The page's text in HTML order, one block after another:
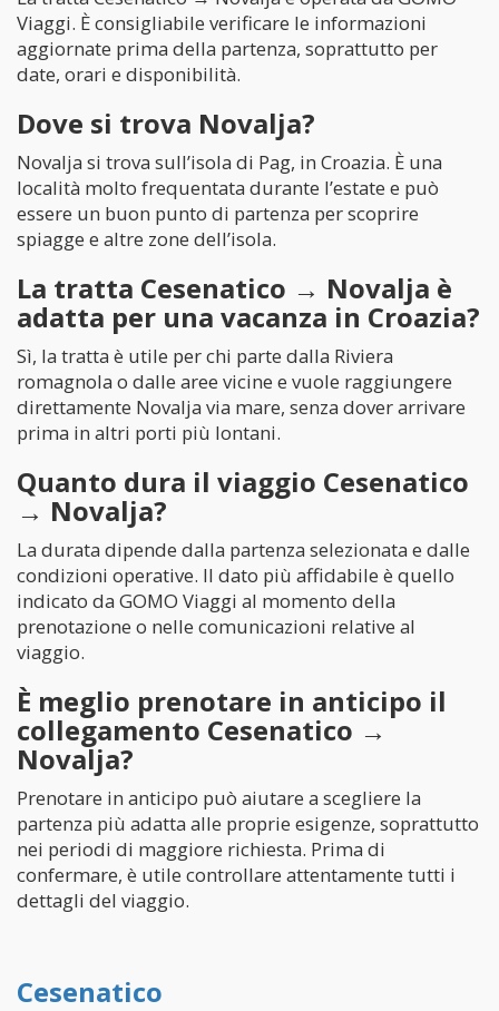
Viaggi. È consigliabile verificare le informazioni
aggiornate prima della partenza, soprattutto per
date, orari e disponibilità.
Dove si trova Novalja?
Novalja si trova sull’isola di Pag, in Croazia. È una
località molto frequentata durante l’estate e può
essere un buon punto di partenza per scoprire
spiagge e altre zone dell’isola.
La tratta Cesenatico → Novalja è
adatta per una vacanza in Croazia?
Sì, la tratta è utile per chi parte dalla Riviera
romagnola o dalle aree vicine e vuole raggiungere
direttamente Novalja via mare, senza dover arrivare
prima in altri porti più lontani.
Quanto dura il viaggio Cesenatico
→ Novalja?
La durata dipende dalla partenza selezionata e dalle
condizioni operative. Il dato più affidabile è quello
indicato da GOMO Viaggi al momento della
prenotazione o nelle comunicazioni relative al
viaggio.
È meglio prenotare in anticipo il
collegamento Cesenatico →
Novalja?
Prenotare in anticipo può aiutare a scegliere la
partenza più adatta alle proprie esigenze, soprattutto
nei periodi di maggiore richiesta. Prima di
confermare, è utile controllare attentamente tutti i
dettagli del viaggio.
Cesenatico